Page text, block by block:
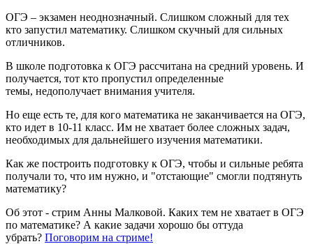
ОГЭ – экзамен неоднозначный. Слишком сложный для тех
кто запустил математику. Слишком скучный для сильных
отличников.
В школе подготовка к ОГЭ рассчитана на средний уровень. И
получается, тот кто пропустил определенные
темы, недополучает внимания учителя.
Но еще есть те, для кого математика не заканчивается на ОГЭ,
кто идет в 10-11 класс. Им не хватает более сложных задач,
необходимых для дальнейшего изучения математики.
Как же построить подготовку к ОГЭ, чтобы и сильные ребята
получали то, что им нужно, и "отстающие" смогли подтянуть
математику?
Об этот - стрим Анны Малковой. Каких тем не хватает в ОГЭ
по математике? А какие задачи хорошо бы оттуда
убрать? Поговорим на стриме!